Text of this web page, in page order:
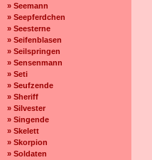
» Seemann
» Seepferdchen
» Seesterne
» Seifenblasen
» Seilspringen
» Sensenmann
» Seti
» Seufzende
» Sheriff
» Silvester
» Singende
» Skelett
» Skorpion
» Soldaten